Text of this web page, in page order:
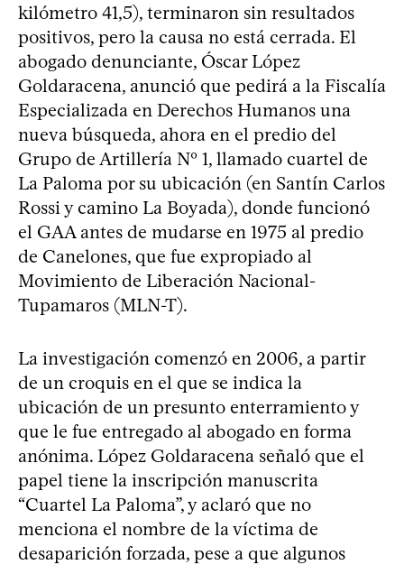
kilómetro 41,5), terminaron sin resultados
positivos, pero la causa no está cerrada. El
abogado denunciante, Óscar López
Goldaracena, anunció que pedirá a la Fiscalía
Especializada en Derechos Humanos una
nueva búsqueda, ahora en el predio del
Grupo de Artillería Nº 1, llamado cuartel de
La Paloma por su ubicación (en Santín Carlos
Rossi y camino La Boyada), donde funcionó
el GAA antes de mudarse en 1975 al predio
de Canelones, que fue expropiado al
Movimiento de Liberación Nacional-
Tupamaros (MLN-T).
La investigación comenzó en 2006, a partir
de un croquis en el que se indica la
ubicación de un presunto enterramiento y
que le fue entregado al abogado en forma
anónima. López Goldaracena señaló que el
papel tiene la inscripción manuscrita
“Cuartel La Paloma”, y aclaró que no
menciona el nombre de la víctima de
desaparición forzada, pese a que algunos